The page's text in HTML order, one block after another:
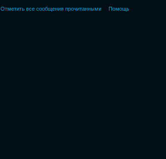
Отметить все сообщения прочитанными Помощь